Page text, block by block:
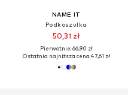
NAME IT
Podkoszulka
50,31 zł
Pierwotnie: 66,90 zł
Ostatnia najniższa cena:47,61 zł